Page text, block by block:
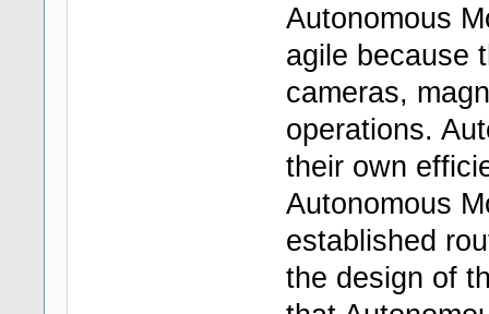
Autonomous
agile because
cameras,
operations.
their own
Autonomous
established
the design of